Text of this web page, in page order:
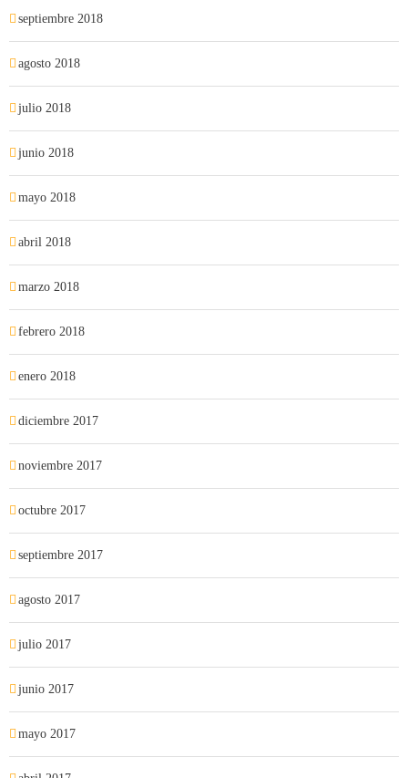
septiembre 2018
agosto 2018
julio 2018
junio 2018
mayo 2018
abril 2018
marzo 2018
febrero 2018
enero 2018
diciembre 2017
noviembre 2017
octubre 2017
septiembre 2017
agosto 2017
julio 2017
junio 2017
mayo 2017